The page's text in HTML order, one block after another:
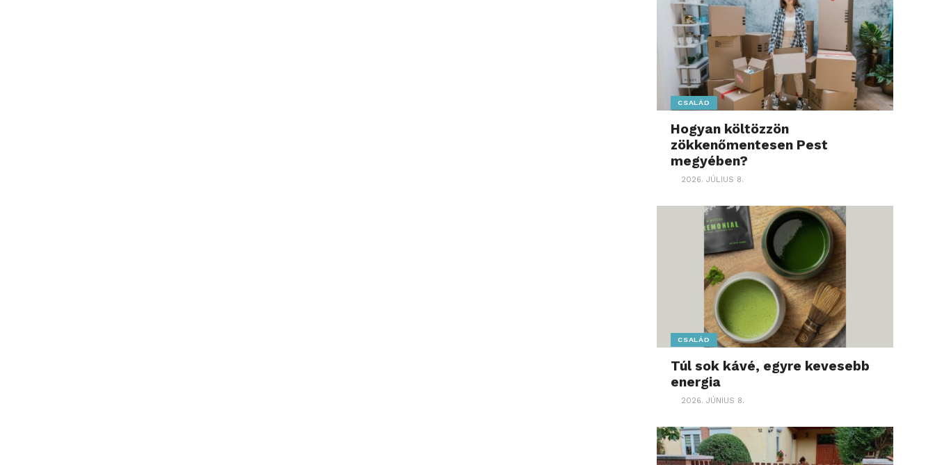
CSALÁD
Hogyan költözzön
zökkenőmentesen Pest
megyében?
2026. JÚLIUS 8.
CSALÁD
Túl sok kávé, egyre kevesebb
energia
2026. JÚNIUS 8.